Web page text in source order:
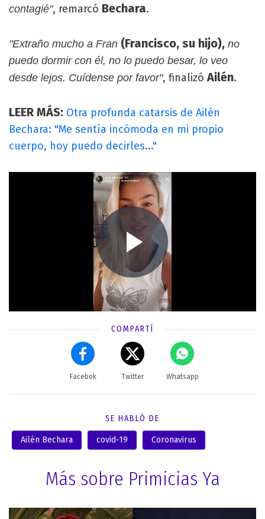
contagié", remarcó Bechara.
"Extraño mucho a Fran (Francisco, su hijo), no
puedo dormir con él, no lo puedo besar, lo veo
desde lejos. Cuídense por favor", finalizóAilén.
LEER MÁS: Otra profunda catarsis de Ailén
Bechara: "Me sentía incómoda en mi propio
cuerpo, hoy puedo decirles..."
COMPARTÍ
Facebok Twitter Whatsapp
SE HABLÓ DE
Ailén Bechara covid-19 Coronavirus
Más sobre Primicias Ya